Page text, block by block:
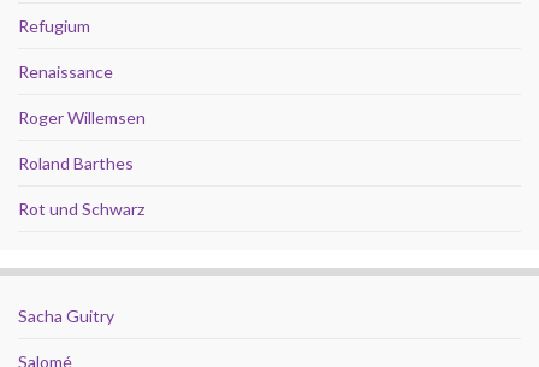
Refugium
Renaissance
Roger Willemsen
Roland Barthes
Rot und Schwarz
Sacha Guitry
Salomé